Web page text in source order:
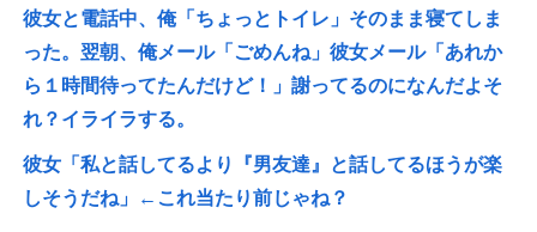
彼女と電話中、俺「ちょっとトイレ」そのまま寝てしま
った。翌朝、俺メール「ごめんね」彼女メール「あれか
ら１時間待ってたんだけど！」謝ってるのになんだよそ
れ？イライラする。
彼女「私と話してるより『男友達』と話してるほうが楽
しそうだね」←これ当たり前じゃね？